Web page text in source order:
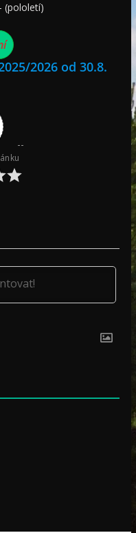
(pololetí)
2026 od 30.8.